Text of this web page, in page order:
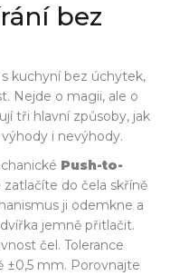
bez
kuchyní bez úchytek,
Nejde o magii, ale o
tři hlavní způsoby, jak
i nevýhody.
Push-to-
do čela skříně
ji odemkne a
jemně přitlačit.
čel. Tolerance
±0,5 mm. Porovnajte